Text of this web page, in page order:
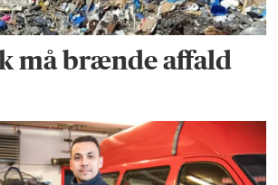
må brænde affald